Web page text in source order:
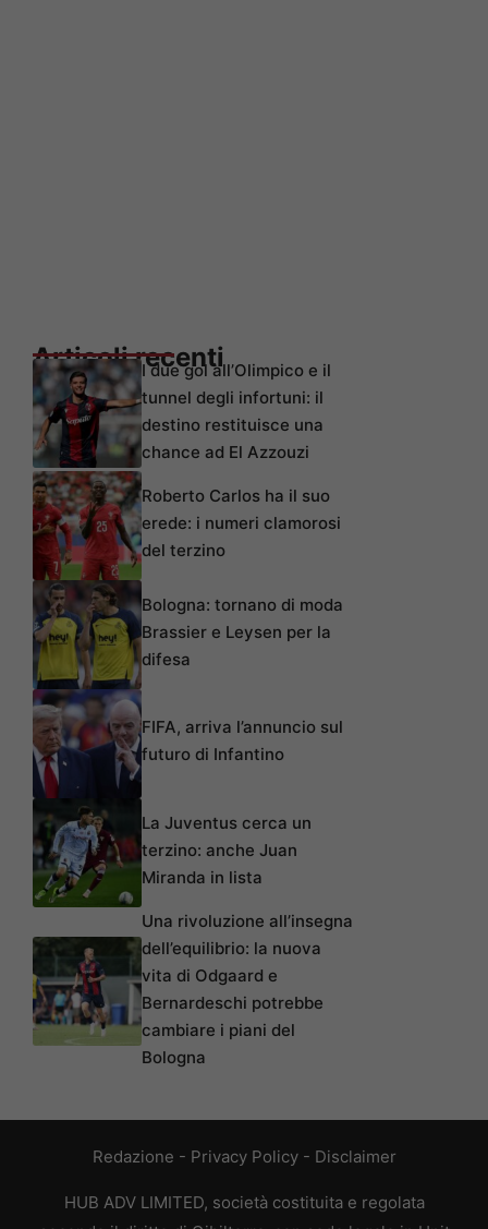
Articoli recentiI due gol all’Olimpico e il
tunnel degli infortuni: il
destino restituisce una
chance ad El Azzouzi
Roberto Carlos ha il suo
erede: i numeri clamorosi
del terzino
Bologna: tornano di moda
Brassier e Leysen per la
difesa
FIFA, arriva l’annuncio sul
futuro di Infantino
La Juventus cerca un
terzino: anche Juan
Miranda in lista
Una rivoluzione all’insegna
dell’equilibrio: la nuova
vita di Odgaard e
Bernardeschi potrebbe
cambiare i piani del
Bologna
Redazione - Privacy Policy- Disclaimer
HUB ADV LIMITED, società costituita e regolata